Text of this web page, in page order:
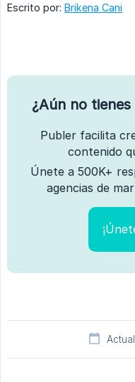
Escrito por: Brikena Cani
¿Aún no
Publer facilita
contenido
Únete a 500K+
agencias de